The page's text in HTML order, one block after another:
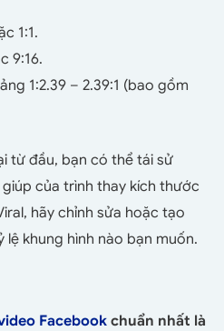
1:1.
9:16.
1:2.39 – 2.39:1 (bao gồm
từ đầu, bạn có thể tái sử
của trình thay kích thước
hãy chỉnh sửa hoặc tạo
khung hình nào bạn muốn.
Facebook chuẩn nhất là